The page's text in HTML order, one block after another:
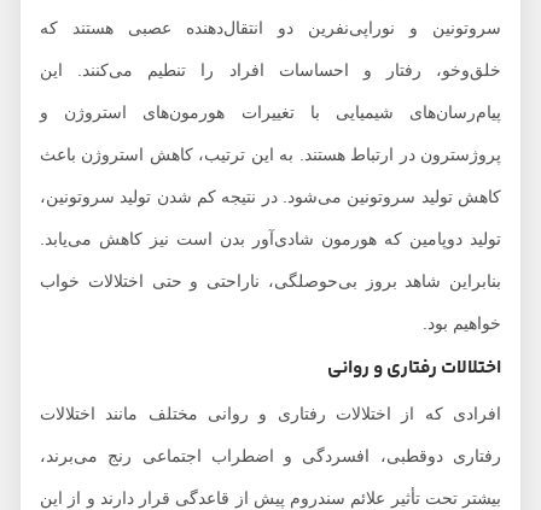
سروتونین و نوراپی‌نفرین دو انتقال‌دهنده عصبی هستند که
خلق‌وخو، رفتار و احساسات افراد را تنطیم می‌کنند. این
پیام‌رسان‌های شیمیایی با تغییرات هورمون‌های استروژن و
پروژسترون در ارتباط هستند. به این ترتیب، کاهش استروژن باعث
کاهش تولید سروتونین می‌شود. در نتیجه کم شدن تولید سروتونین،
تولید دوپامین که هورمون شادی‌آور بدن است نیز کاهش می‌یابد.
بنابراین شاهد بروز بی‌حوصلگی، ناراحتی و حتی اختلالات خواب
خواهیم بود.
اختلالات رفتاری و روانی
افرادی که از اختلالات رفتاری و روانی مختلف مانند اختلالات
رفتاری دوقطبی، افسردگی و اضطراب اجتماعی رنج می‌برند،
بیشتر تحت تأثیر علائم سندروم پیش از قاعدگی قرار دارند و از این